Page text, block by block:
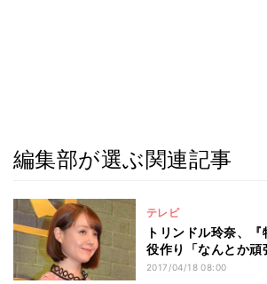
編集部が選ぶ関連記事
テレビ
トリンドル玲奈、
役作り「なんとか頑
2017/04/18 08:00